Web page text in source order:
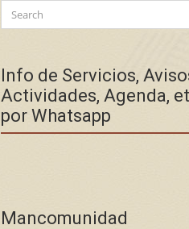
Search
for:
Info de Servicios,
Actividades, Agenda,
por Whatsapp
Mancomunidad